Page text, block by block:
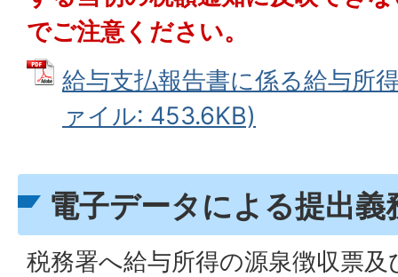
でご注意ください。
給与支払報告書に係る給与所
ァイル: 453.6KB)
電子データによる提出義
税務署へ給与所得の源泉徴収票